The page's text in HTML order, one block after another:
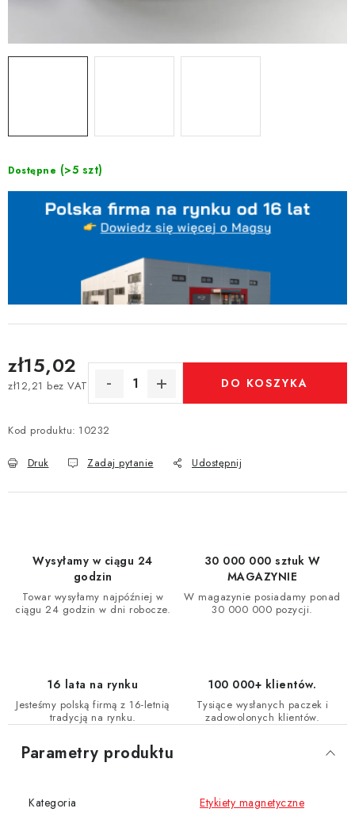
Dostępne (>5 szt)
zł15,02
zł12,21 bez VAT
Cena jednostkowa:
DO KOSZYKA
Kod produktu: 10232
Druk Zadaj pytanie Udostępnij
Wysyłamy w ciągu 24
godzin
Towar wysyłamy najpóźniej w
ciągu 24 godzin w dni robocze.
30 000 000 sztuk W
MAGAZYNIE
W magazynie posiadamy ponad
30 000 000 pozycji.
16 lata na rynku
Jesteśmy polską firmą z 16-letnią
tradycją na rynku.
100 000+ klientów.
Tysiące wysłanych paczek i
zadowolonych klientów.
Parametry produktu
Kategoria Etykiety magnetyczne